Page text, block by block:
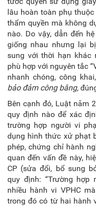
lâu hoàn toàn phụ
thẩm quyền mà không
nào. Do vậy, dẫn đến
giống nhau nhưng lại
sung với thời hạn khác
phù hợp với nguyên tắc
nhanh chóng, công
bảo đảm công bằng,
Bên cạnh đó, Luật năm
quy định nào để xác
trường hợp người vi
dụng hình thức xử phạt
phép, chứng chỉ hành
quan đến vấn đề này,
CP (sửa đổi, bổ sung
quy định: “Trường
nhiều hành vi VPHC
trong đó có từ hai hành